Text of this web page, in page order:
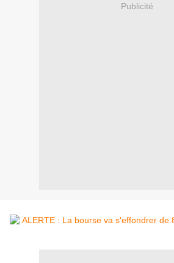
Publicité